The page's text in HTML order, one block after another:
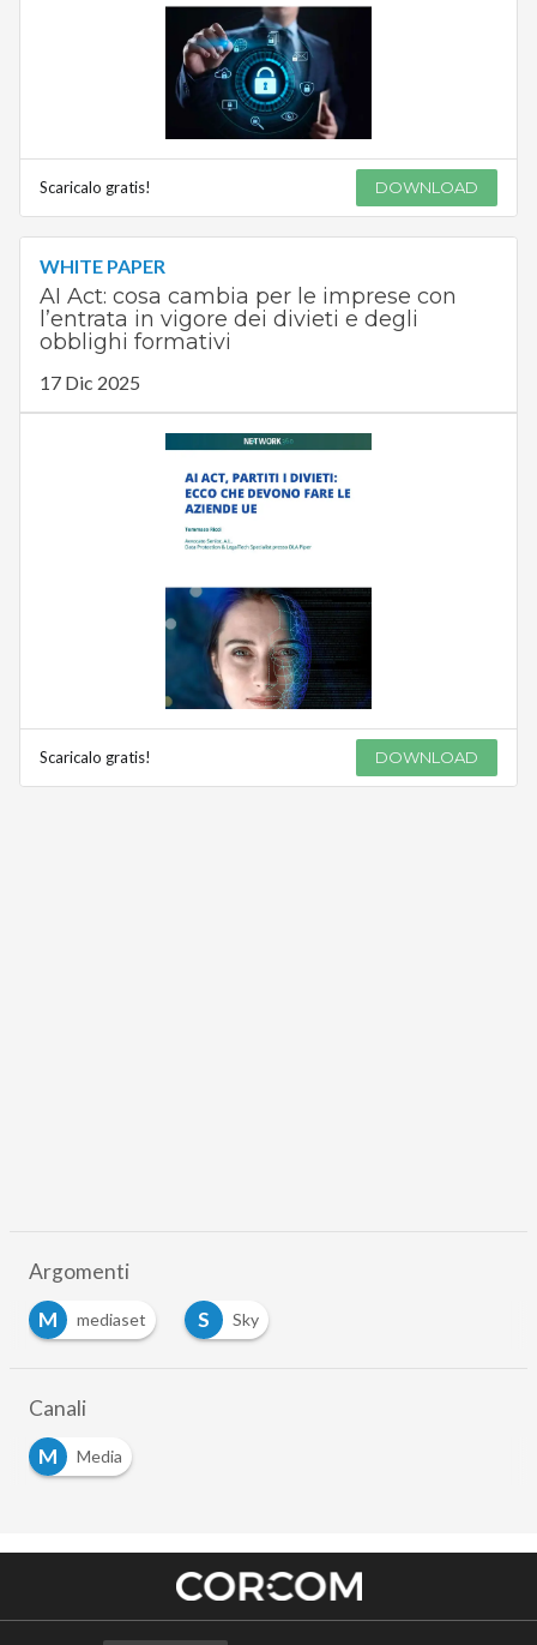
Scaricalo gratis! DOWNLOAD
WHITE PAPER
AI Act: cosa cambia per le imprese con
l’entrata in vigore dei divieti e degli
obblighi formativi
17 Dic 2025
Scaricalo gratis! DOWNLOAD
Argomenti
M
mediaset S Sky
Canali
M
Media